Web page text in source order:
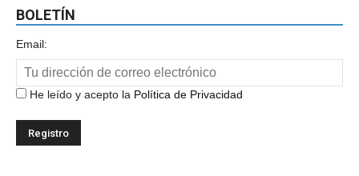
BOLETÍN
Email:
He leído y acepto la Política de Privacidad